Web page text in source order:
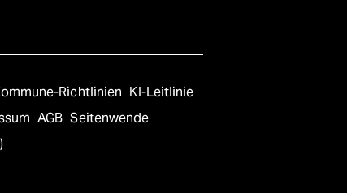
Richtlinien KI-Leitlinie
AGB Seitenwende